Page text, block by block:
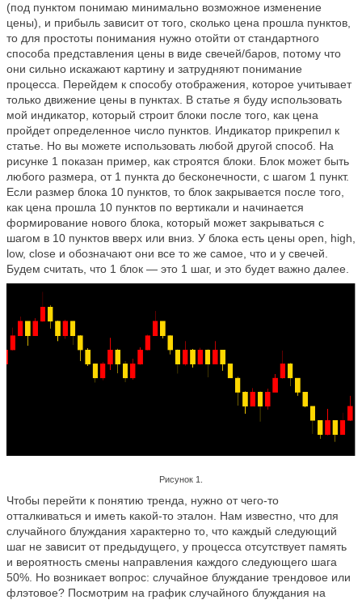
(под пунктом понимаю минимально возможное изменение
цены), и прибыль зависит от того, сколько цена прошла пунктов,
то для простоты понимания нужно отойти от стандартного
способа представления цены в виде свечей/баров, потому что
они сильно искажают картину и затрудняют понимание
процесса. Перейдем к способу отображения, которое учитывает
только движение цены в пунктах. В статье я буду использовать
мой индикатор, который строит блоки после того, как цена
пройдет определенное число пунктов. Индикатор прикрепил к
статье. Но вы можете использовать любой другой способ. На
рисунке 1 показан пример, как строятся блоки. Блок может быть
любого размера, от 1 пункта до бесконечности, с шагом 1 пункт.
Если размер блока 10 пунктов, то блок закрывается после того,
как цена прошла 10 пунктов по вертикали и начинается
формирование нового блока, который может закрываться с
шагом в 10 пунктов вверх или вниз. У блока есть цены open, high,
low, close и обозначают они все то же самое, что и у свечей.
Будем считать, что 1 блок — это 1 шаг, и это будет важно далее.
Рисунок 1.
Чтобы перейти к понятию тренда, нужно от чего-то
отталкиваться и иметь какой-то эталон. Нам известно, что для
случайного блуждания характерно то, что каждый следующий
шаг не зависит от предыдущего, у процесса отсутствует память
и вероятность смены направления каждого следующего шага
50%. Но возникает вопрос: случайное блуждание трендовое или
флэтовое? Посмотрим на график случайного блуждания на